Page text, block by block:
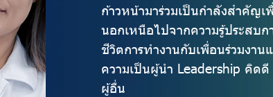
ก้าวหน้ามาร่วมเป็นกำลังสำคัญ
นอกเหนือไปจากความรู้ประสบ
ชีวิตการทำงานกับเพื่อนร่วมงา
ความเป็นผู้นำ Leadership คิด
ผู้อื่น